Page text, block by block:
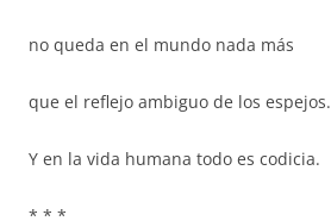
no queda en el mundo nada más
que el reflejo ambiguo de los espejos.
Y en la vida humana todo es codicia.
* * *